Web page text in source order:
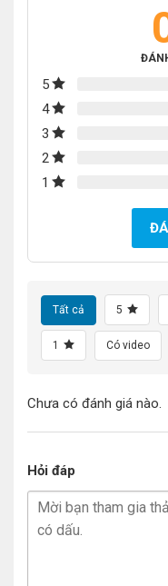
5
4
3
2
1
Tất cả 5
1 Có video
Chưa có đánh giá nào.
Hỏi đáp